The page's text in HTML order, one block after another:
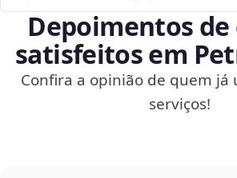
Depoimentos
satisfeitos em
Confira a opinião de quem já
serviços!